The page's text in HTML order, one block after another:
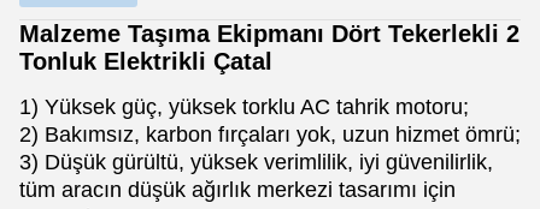
Malzeme Taşıma Ekipmanı Dört Tekerlekli 2
Tonluk Elektrikli Çatal
1) Yüksek güç, yüksek torklu AC tahrik motoru;
2) Bakımsız, karbon fırçaları yok, uzun hizmet ömrü;
3) Düşük gürültü, yüksek verimlilik, iyi güvenilirlik,
tüm aracın düşük ağırlık merkezi tasarımı için